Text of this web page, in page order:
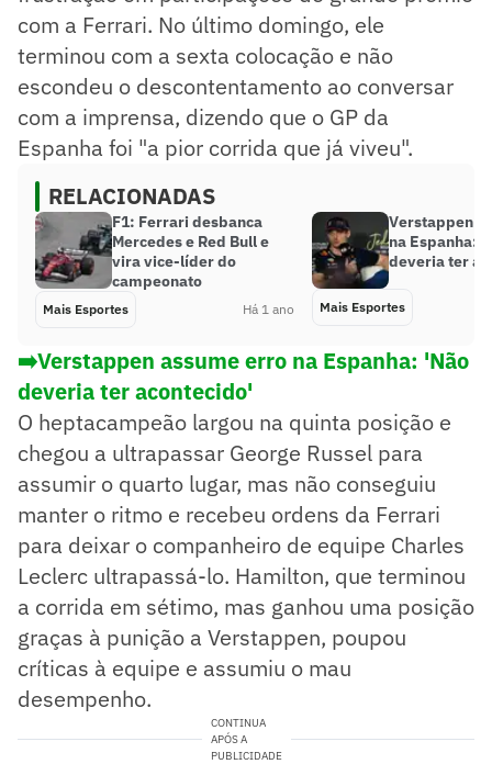
com a Ferrari. No último domingo, ele
terminou com a sexta colocação e não
escondeu o descontentamento ao conversar
com a imprensa, dizendo que o GP da
Espanha foi "a pior corrida que já viveu".
RELACIONADAS
F1: Ferrari desbanca
Mercedes e Red Bull e
vira vice-líder do
campeonato
Mais Esportes Há 1 ano
Verstappen
na Espanha:
deveria ter
Mais Esportes
➡️Verstappen assume erro na Espanha: 'Não
deveria ter acontecido'
O heptacampeão largou na quinta posição e
chegou a ultrapassar George Russel para
assumir o quarto lugar, mas não conseguiu
manter o ritmo e recebeu ordens da Ferrari
para deixar o companheiro de equipe Charles
Leclerc ultrapassá-lo. Hamilton, que terminou
a corrida em sétimo, mas ganhou uma posição
graças à punição a Verstappen, poupou
críticas à equipe e assumiu o mau
desempenho.
CONTINUA
APÓS A
PUBLICIDADE